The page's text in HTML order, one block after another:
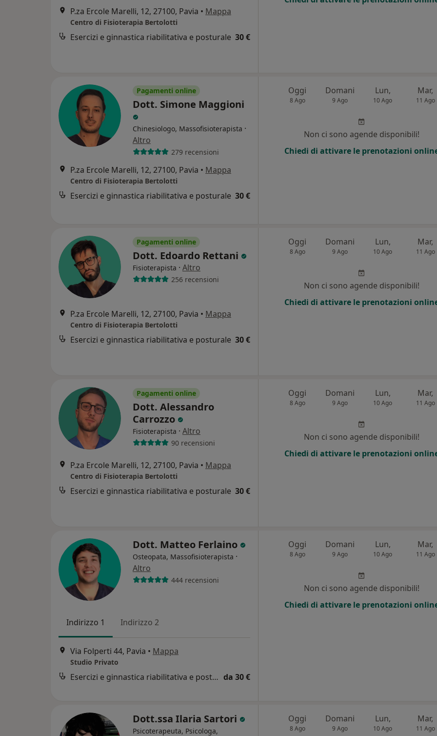
P.za Ercole Marelli, 12, 27100, Pavia • Mappa
Centro di Fisioterapia Bertolotti
Esercizi e ginnastica riabilitativa e posturale 30 €
Pagamenti online
Dott. Simone Maggioni
Chinesiologo, Massofisioterapista ·
Altro
279 recensioni
P.za Ercole Marelli, 12, 27100, Pavia • Mappa
Centro di Fisioterapia Bertolotti
Esercizi e ginnastica riabilitativa e posturale 30 €
Oggi
8 Ago
Domani
9 Ago
Lun,
10 Ago
Mar,
11 Ago
Non ci sono agende disponibili!
Chiedi di attivare le prenotazioni
Pagamenti online
Dott. Edoardo Rettani
Fisioterapista · Altro
256 recensioni
P.za Ercole Marelli, 12, 27100, Pavia • Mappa
Centro di Fisioterapia Bertolotti
Esercizi e ginnastica riabilitativa e posturale 30 €
Oggi
8 Ago
Domani
9 Ago
Lun,
10 Ago
Mar,
11 Ago
Non ci sono agende disponibili!
Chiedi di attivare le prenotazioni
Pagamenti online
Dott. Alessandro
Carrozzo
Fisioterapista · Altro
90 recensioni
P.za Ercole Marelli, 12, 27100, Pavia • Mappa
Centro di Fisioterapia Bertolotti
Esercizi e ginnastica riabilitativa e posturale 30 €
Oggi
8 Ago
Domani
9 Ago
Lun,
10 Ago
Mar,
11 Ago
Non ci sono agende disponibili!
Chiedi di attivare le prenotazioni
Dott. Matteo Ferlaino
Osteopata, Massofisioterapista ·
Altro
444 recensioni
Indirizzo 1 Indirizzo 2
Via Folperti 44, Pavia • Mappa
Studio Privato
Esercizi e ginnastica riabilitativa e posturale da 30 €
Oggi
8 Ago
Domani
9 Ago
Lun,
10 Ago
Mar,
11 Ago
Non ci sono agende disponibili!
Chiedi di attivare le prenotazioni
Dott.ssa Ilaria Sartori
Psicoterapeuta, Psicologa,
Oggi
8 Ago
Domani
9 Ago
Lun,
10 Ago
Mar,
11 Ago